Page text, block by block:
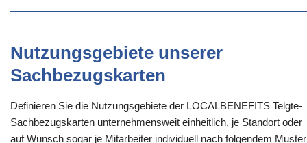
Nutzungsgebiete unserer
Sachbezugskarten
Definieren Sie die Nutzungsgebiete der LOCALBENEFITS Telgte-
Sachbezugskarten unternehmensweit einheitlich, je Standort oder
auf Wunsch sogar je Mitarbeiter individuell nach folgendem